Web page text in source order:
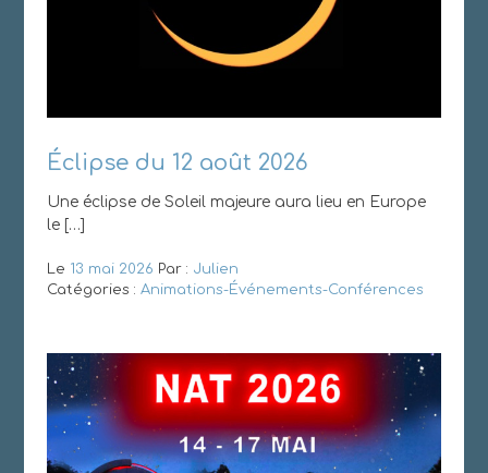
Éclipse du 12 août 2026
Une éclipse de Soleil majeure aura lieu en Europe
le […]
Le 13 mai 2026 Par : Julien
Catégories : Animations-Événements-Conférences